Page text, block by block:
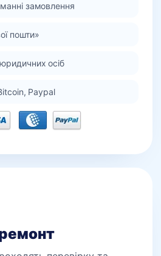
замовлення
пошти»
осіб
Paypal
ремонт